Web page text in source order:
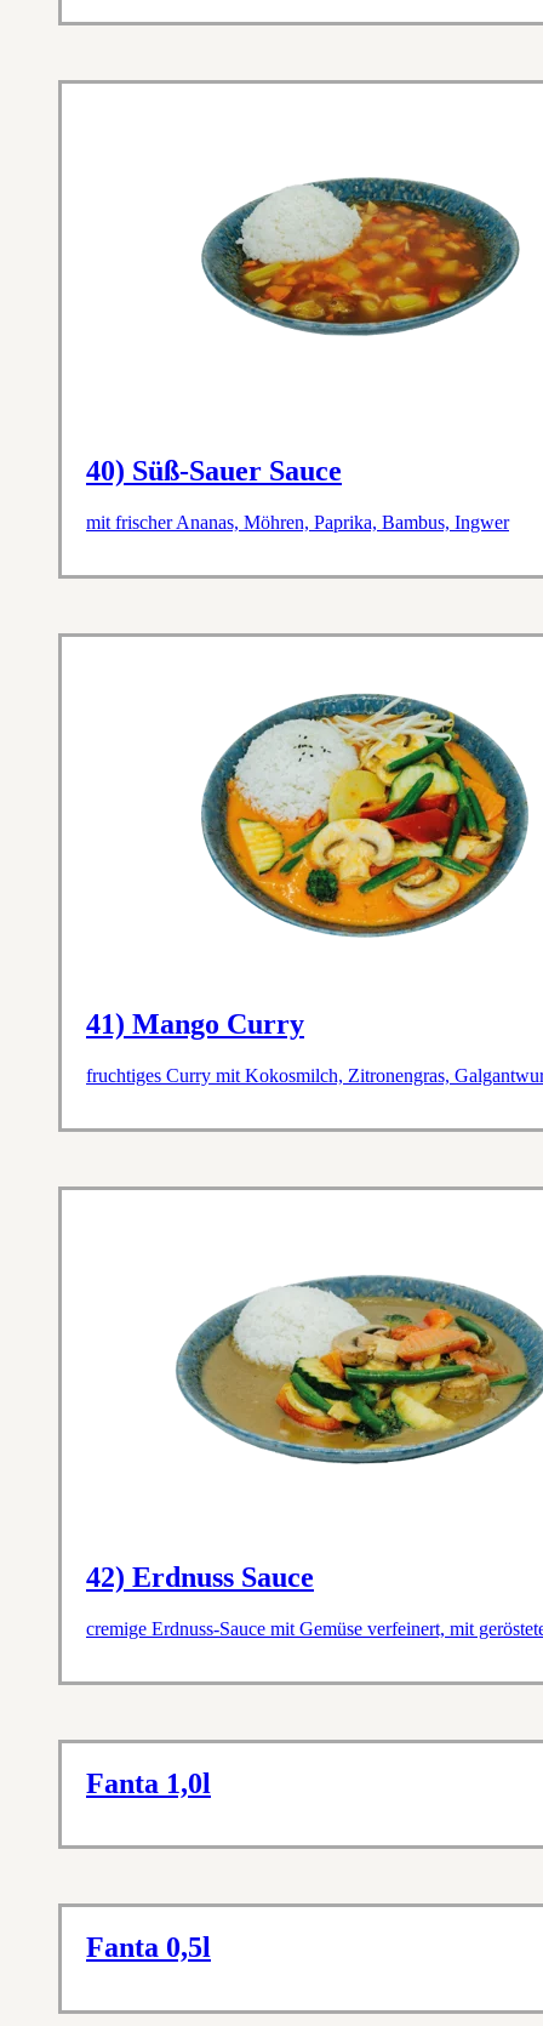
40) Süß-Sauer Sauce
mit frischer Ananas, Möhren, Paprika, Bambus, Ingwer
41) Mango Curry
fruchtiges Curry mit Kokosmilch, Zitronengras,
42) Erdnuss Sauce
cremige Erdnuss-Sauce mit Gemüse verfeinert, mit
Fanta 1,0l
Fanta 0,5l